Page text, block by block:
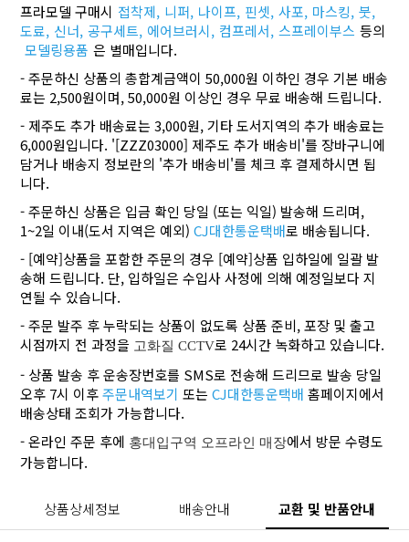
프라모델 구매시 접착제, 니퍼, 나이프, 핀셋, 사포, 마스킹, 붓,
도료, 신너, 공구세트, 에어브러시, 컴프레서, 스프레이부스 등의
모델링용품 은 별매입니다.
- 주문하신 상품의 총합계금액이 50,000원 이하인 경우 기본 배송
료는 2,500원이며, 50,000원 이상인 경우 무료 배송해 드립니다.
- 제주도 추가 배송료는 3,000원, 기타 도서지역의 추가 배송료는
6,000원입니다. '[ZZZ03000] 제주도 추가 배송비'를 장바구니에
담거나 배송지 정보란의 '추가 배송비'를 체크 후 결제하시면 됩
니다.
- 주문하신 상품은 입금 확인 당일 (또는 익일) 발송해 드리며,
1~2일 이내(도서 지역은 예외)CJ대한통운택배로 배송됩니다.
- [예약]상품을 포함한 주문의 경우 [예약]상품 입하일에 일괄 발
송해 드립니다. 단, 입하일은 수입사 사정에 의해 예정일보다 지
연될 수 있습니다.
- 주문 발주 후 누락되는 상품이 없도록 상품 준비, 포장 및 출고
시점까지 전 과정을 고화질 CCTV로 24시간 녹화하고 있습니다.
- 상품 발송 후 운송장번호를 SMS로 전송해 드리므로 발송 당일
오후 7시 이후주문내역보기 또는CJ대한통운택배 홈페이지에서
배송상태 조회가 가능합니다.
- 온라인 주문 후에 홍대입구역 오프라인 매장에서 방문 수령도
가능합니다.
상품상세정보 배송안내 교환 및 반품안내